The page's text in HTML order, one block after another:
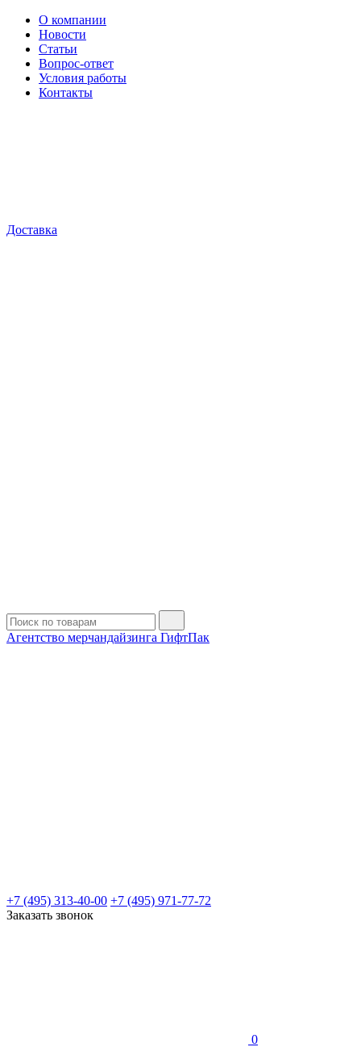
О компании
Новости
Статьи
Вопрос-ответ
Условия работы
Контакты
Доставка
Агентство мерчандайзинга ГифтПак
+7 (495) 313-40-00 +7 (495) 971-77-72
Заказать звонок
0